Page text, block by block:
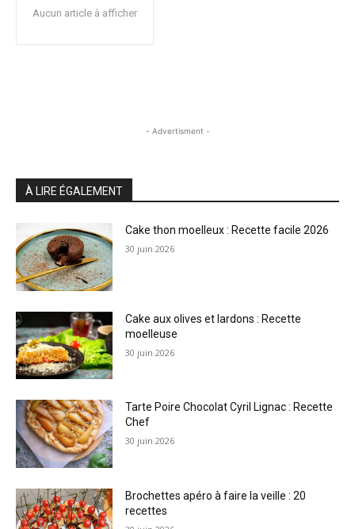
Aucun article à afficher
- Advertisment -
À LIRE ÉGALEMENT
Cake thon moelleux : Recette facile 2026
30 juin 2026
Cake aux olives et lardons : Recette
moelleuse
30 juin 2026
Tarte Poire Chocolat Cyril Lignac : Recette
Chef
30 juin 2026
Brochettes apéro à faire la veille : 20
recettes